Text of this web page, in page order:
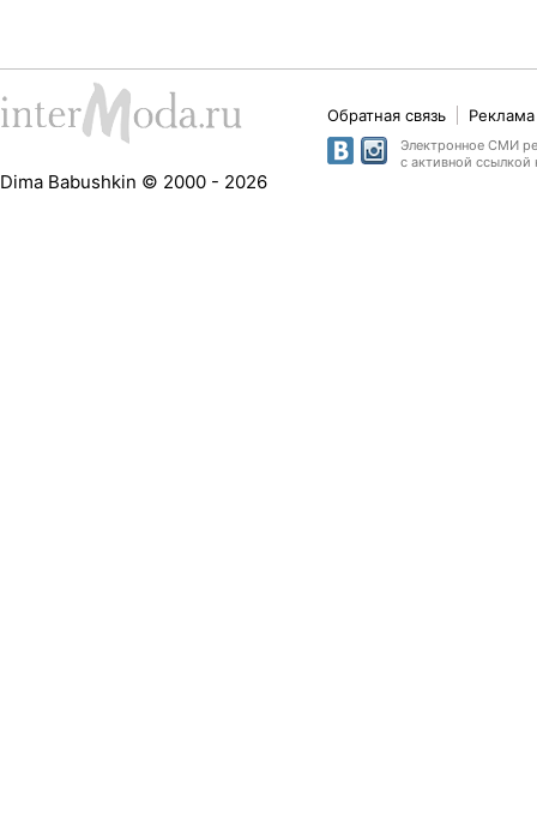
Dima Babushkin © 2000 - 2026
Обратная связь
Электронное СМИ
с активной ссылкой